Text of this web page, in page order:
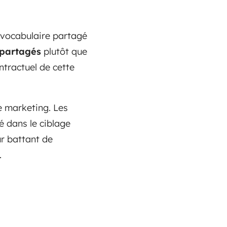
partagé
plutôt que
de cette
marketing. Les
dans le ciblage
battant de
.